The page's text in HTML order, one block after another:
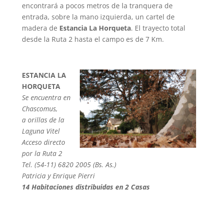
encontrará a pocos metros de la tranquera de
entrada, sobre la mano izquierda, un cartel de
madera de Estancia La Horqueta. El trayecto total
desde la Ruta 2 hasta el campo es de 7 Km.
ESTANCIA LA
HORQUETA
Se encuentra en
Chascomus,
a orillas de la
Laguna Vitel
Acceso directo
por la Ruta 2
Tel. (54-11) 6820 2005 (Bs. As.)
Patricia y Enrique Pierri
14 Habitaciones distribuidas en 2 Casas